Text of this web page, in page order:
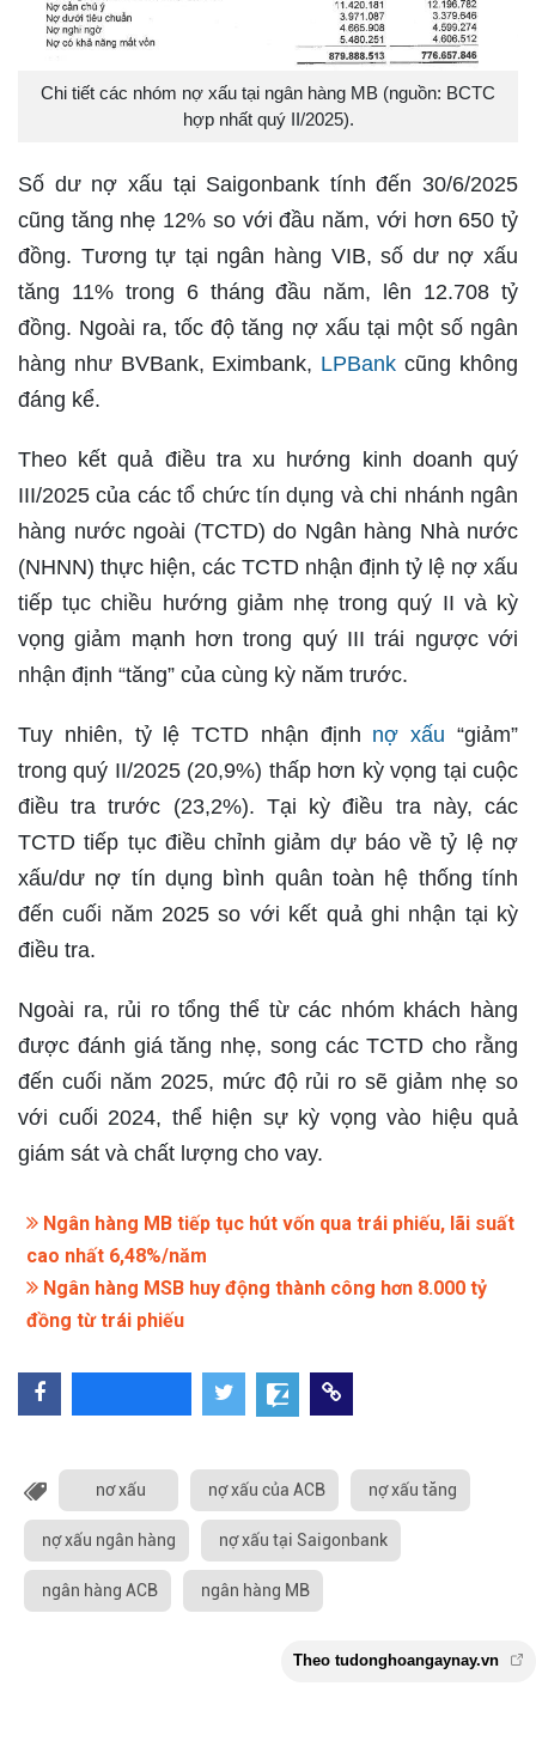
Chi tiết các nhóm nợ xấu tại ngân hàng MB (nguồn: BCTC
hợp nhất quý II/2025).
Số dư nợ xấu tại Saigonbank tính đến 30/6/2025
cũng tăng nhẹ 12% so với đầu năm, với hơn 650 tỷ
đồng. Tương tự tại ngân hàng VIB, số dư nợ xấu
tăng 11% trong 6 tháng đầu năm, lên 12.708 tỷ
đồng. Ngoài ra, tốc độ tăng nợ xấu tại một số ngân
hàng như BVBank, Eximbank, LPBank cũng không
đáng kể.
Theo kết quả điều tra xu hướng kinh doanh quý
III/2025 của các tổ chức tín dụng và chi nhánh ngân
hàng nước ngoài (TCTD) do Ngân hàng Nhà nước
(NHNN) thực hiện, các TCTD nhận định tỷ lệ nợ xấu
tiếp tục chiều hướng giảm nhẹ trong quý II và kỳ
vọng giảm mạnh hơn trong quý III trái ngược với
nhận định “tăng” của cùng kỳ năm trước.
Tuy nhiên, tỷ lệ TCTD nhận định nợ xấu “giảm”
trong quý II/2025 (20,9%) thấp hơn kỳ vọng tại cuộc
điều tra trước (23,2%). Tại kỳ điều tra này, các
TCTD tiếp tục điều chỉnh giảm dự báo về tỷ lệ nợ
xấu/dư nợ tín dụng bình quân toàn hệ thống tính
đến cuối năm 2025 so với kết quả ghi nhận tại kỳ
điều tra.
Ngoài ra, rủi ro tổng thể từ các nhóm khách hàng
được đánh giá tăng nhẹ, song các TCTD cho rằng
đến cuối năm 2025, mức độ rủi ro sẽ giảm nhẹ so
với cuối 2024, thể hiện sự kỳ vọng vào hiệu quả
giám sát và chất lượng cho vay.
Ngân hàng MB tiếp tục hút vốn qua trái phiếu, lãi suất
cao nhất 6,48%/năm
Ngân hàng MSB huy động thành công hơn 8.000 tỷ
đồng từ trái phiếu
nơ xấu nợ xấu của ACB nợ xấu tăng
nợ xấu ngân hàng nợ xấu tại Saigonbank
ngân hàng ACB ngân hàng MB